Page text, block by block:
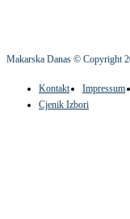
Makarska Danas © Copyright
Kontakt Impressum
Cjenik Izbori